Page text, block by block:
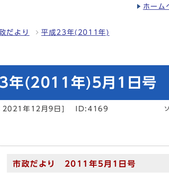
ホーム
だより 平成23年(2011年)
年(2011年)5月1日号
2021年12月9日] ID:4169
市政だより 2011年5月1日号